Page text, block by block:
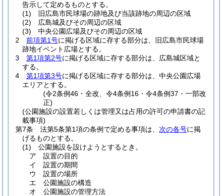
告示して定めるものとする。
(1)
旧広島市民球場の跡地及び当該跡地の周辺の区域
(2)
広島城及びその周辺の区域
(3)
中央公園広場及びその周辺の区域
2
前項第1号に掲げる区域に存する部分は、旧広島市民球場
跡地イベント広場とする。
3
第1項第2号に掲げる区域に存する部分は、広島城区域と
する。
4
第1項第3号に掲げる区域に存する部分は、中央公園広場
エリアとする。
(令2条例46・全改、令4条例16・令4条例37・一部改
正)
(公園施設の設置若しくは管理又は占用の許可の申請書の記
載事項)
第7条
法第5条第1項の条例で定める事項は、 次の各号に掲
げるものとする。
(1)
公園施設を設けようとするとき。
ア
設置の目的
イ
設置の期間
ウ
設置の場所
エ
公園施設の構造
オ
公園施設の管理方法